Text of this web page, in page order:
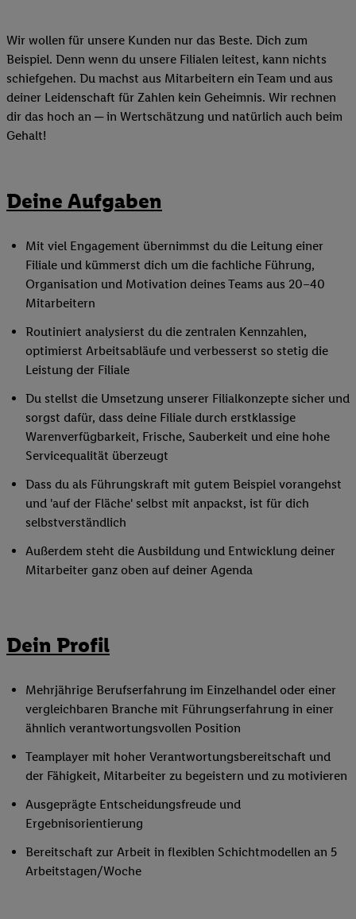
Wir wollen für unsere Kunden nur das Beste. Dich zum
Beispiel. Denn wenn du unsere Filialen leitest, kann nichts
schiefgehen. Du machst aus Mitarbeitern ein Team und aus
deiner Leidenschaft für Zahlen kein Geheimnis. Wir rechnen
dir das hoch an ─ in Wertschätzung und natürlich auch beim
Gehalt!
Deine Aufgaben
Mit viel Engagement übernimmst du die Leitung einer
Filiale und kümmerst dich um die fachliche Führung,
Organisation und Motivation deines Teams aus 20–40
Mitarbeitern
Routiniert analysierst du die zentralen Kennzahlen,
optimierst Arbeitsabläufe und verbesserst so stetig die
Leistung der Filiale
Du stellst die Umsetzung unserer Filialkonzepte sicher und
sorgst dafür, dass deine Filiale durch erstklassige
Warenverfügbarkeit, Frische, Sauberkeit und eine hohe
Servicequalität überzeugt
Dass du als Führungskraft mit gutem Beispiel vorangehst
und 'auf der Fläche' selbst mit anpackst, ist für dich
selbstverständlich
Außerdem steht die Ausbildung und Entwicklung deiner
Mitarbeiter ganz oben auf deiner Agenda
Dein Profil
Mehrjährige Berufserfahrung im Einzelhandel oder einer
vergleichbaren Branche mit Führungserfahrung in einer
ähnlich verantwortungsvollen Position
Teamplayer mit hoher Verantwortungsbereitschaft und
der Fähigkeit, Mitarbeiter zu begeistern und zu motivieren
Ausgeprägte Entscheidungsfreude und
Ergebnisorientierung
Bereitschaft zur Arbeit in flexiblen Schichtmodellen an 5
Arbeitstagen/Woche